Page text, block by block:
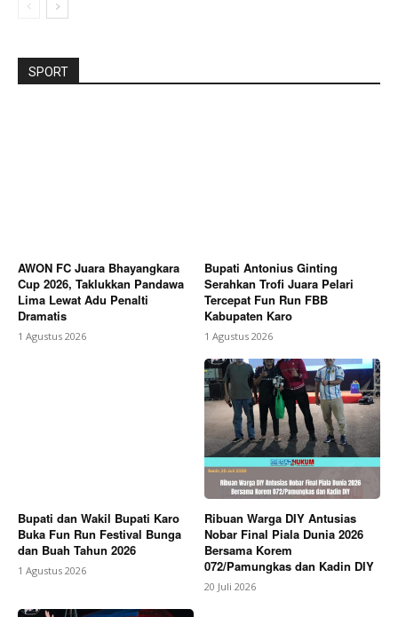
SPORT
AWON FC Juara Bhayangkara
Cup 2026, Taklukkan Pandawa
Lima Lewat Adu Penalti
Dramatis
1 Agustus 2026
Bupati Antonius Ginting
Serahkan Trofi Juara Pelari
Tercepat Fun Run FBB
Kabupaten Karo
1 Agustus 2026
Bupati dan Wakil Bupati Karo
Buka Fun Run Festival Bunga
dan Buah Tahun 2026
1 Agustus 2026
Ribuan Warga DIY Antusias
Nobar Final Piala Dunia 2026
Bersama Korem
072/Pamungkas dan Kadin DIY
20 Juli 2026